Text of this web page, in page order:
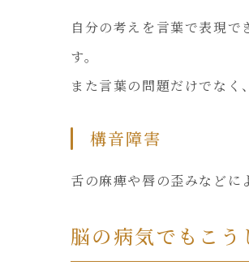
自分の考えを言葉で表現
す。
また言葉の問題だけでなく
構音障害
舌の麻痺や唇の歪みなどに
脳の病気でもこ